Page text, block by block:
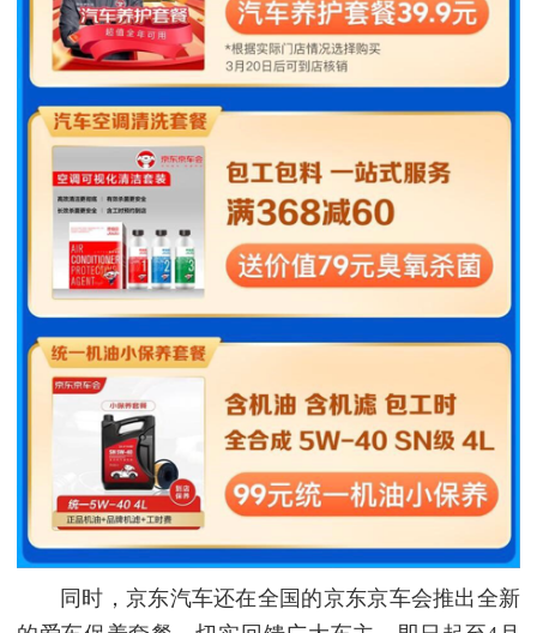
同时，京东汽车还在全国的京东京车会推出全新